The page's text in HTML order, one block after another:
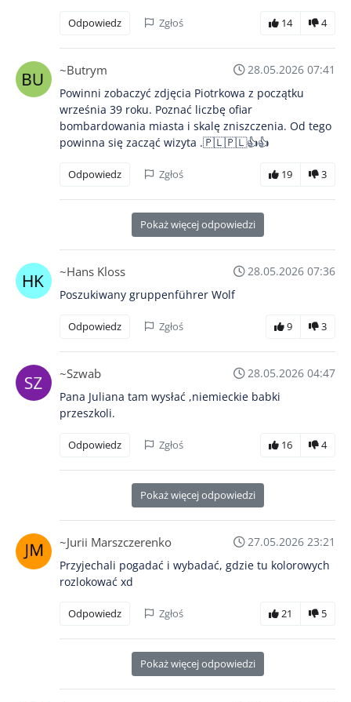
Odpowiedz Zgłoś 14 4
~Butrym
28.05.2026 07:41
Powinni zobaczyć zdjęcia Piotrkowa z początku
września 39 roku. Poznać liczbę ofiar
bombardowania miasta i skalę zniszczenia. Od tego
powinna się zacząć wizyta .🇵🇱🇵🇱👍👍
Odpowiedz Zgłoś 19 3
Pokaż więcej odpowiedzi
~Hans Kloss
28.05.2026 07:36
Poszukiwany gruppenführer Wolf
Odpowiedz Zgłoś 9 3
~Szwab
28.05.2026 04:47
Pana Juliana tam wysłać ,niemieckie babki
przeszkoli.
Odpowiedz Zgłoś 16 4
Pokaż więcej odpowiedzi
~Jurii Marszczerenko
27.05.2026 23:21
Przyjechali pogadać i wybadać, gdzie tu kolorowych
rozlokować xd
Odpowiedz Zgłoś 21 5
Pokaż więcej odpowiedzi